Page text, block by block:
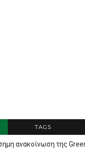
TAGS
ανακοίνωση της